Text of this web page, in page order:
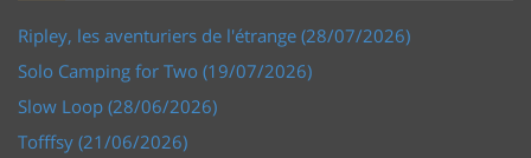
Ripley, les aventuriers de l'étrange (28/07/2026)
Solo Camping for Two (19/07/2026)
Slow Loop (28/06/2026)
Tofffsy (21/06/2026)